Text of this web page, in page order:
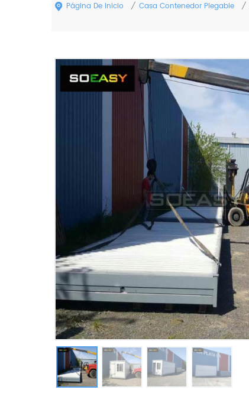
Página De Inicio / Casa Contenedor Plegable /